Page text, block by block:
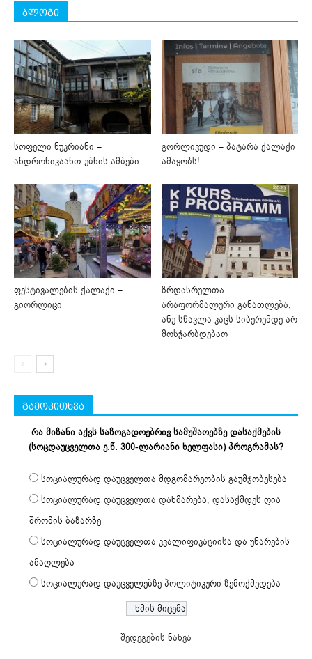
ბლოგი
სოფელი ნუკრიანი –
ანდრონიკაანთ უბნის ამბები
გორლივუდი – პატარა ქალაქი
ამაყობს!
ფესტივალების ქალაქი –
გიორლიცი
ზრდასრულთა
არაფორმალური განათლება,
ანუ სწავლა კაცს სიბერემდე არ
მოსჭარბდებაო
გამოკითხვა
რა მიზანი აქვს საზოგადოებრივ სამუშაოებზე დასაქმების
(სოცდაუცველთა ე.წ. 300-ლარიანი ხელფასი) პროგრამას?
სოციალურად დაუცველთა მდგომარეობის გაუმჯობესება
სოციალურად დაუცველთა დახმარება, დასაქმდეს ღია
შრომის ბაზარზე
სოციალურად დაუცველთა კვალიფიკაციისა და უნარების
ამაღლება
სოციალურად დაუცველებზე პოლიტიკური ზემოქმედება
შედეგების ნახვა